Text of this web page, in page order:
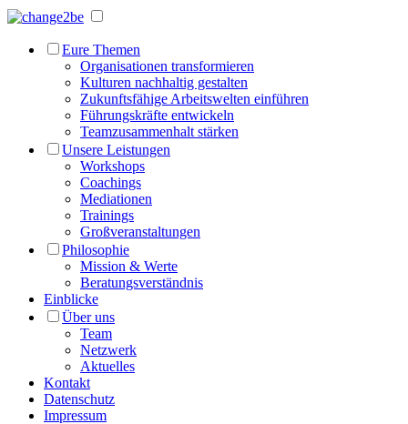
Eure Themen
Organisationen transformieren
Kulturen nachhaltig gestalten
Zukunftsfähige Arbeitswelten einführen
Führungskräfte entwickeln
Teamzusammenhalt stärken
Unsere Leistungen
Workshops
Coachings
Mediationen
Trainings
Großveranstaltungen
Philosophie
Mission & Werte
Beratungsverständnis
Einblicke
Über uns
Team
Netzwerk
Aktuelles
Kontakt
Datenschutz
Impressum